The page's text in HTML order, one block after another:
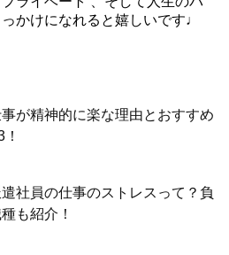
かけになれると嬉しいです♩
が精神的に楽な理由とおすすめ
社員の仕事のストレスって？負
も紹介！